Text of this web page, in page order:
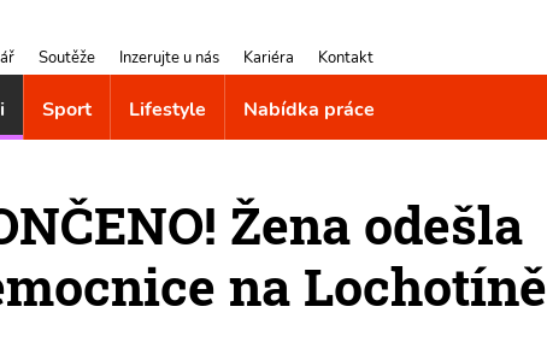
Soutěže Inzerujte u nás Kariéra Kontakt
Sport Lifestyle Nabídka práce
Žena odešla
na Lochotíně